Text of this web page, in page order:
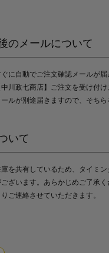
のメールについて
に自動でご注文確認メールが
川政七商店】ご注文を受け付
ルが別途届きますので、そちら
いて
を共有しているため、タイミ
ございます。あらかじめご了承
ご連絡させていただきます。